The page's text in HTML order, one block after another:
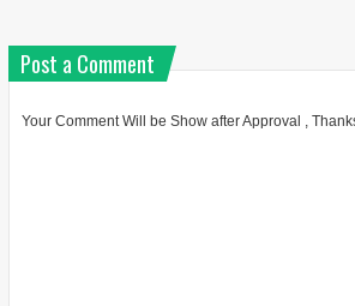
Post a Comment
Your Comment Will be Show after Approval ,